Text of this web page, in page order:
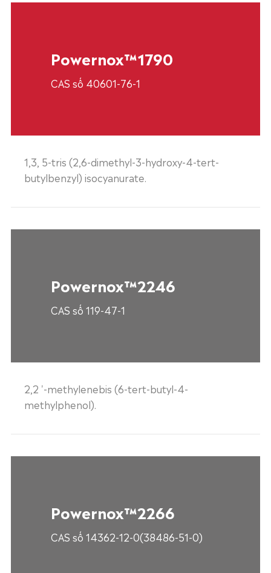
Powernox™1790
CAS số 40601-76-1
1,3, 5-tris (2,6-dimethyl-3-hydroxy-4-tert-
butylbenzyl) isocyanurate.
Powernox™2246
CAS số 119-47-1
2,2 '-methylenebis (6-tert-butyl-4-
methylphenol).
Powernox™2266
CAS số 14362-12-0(38486-51-0)